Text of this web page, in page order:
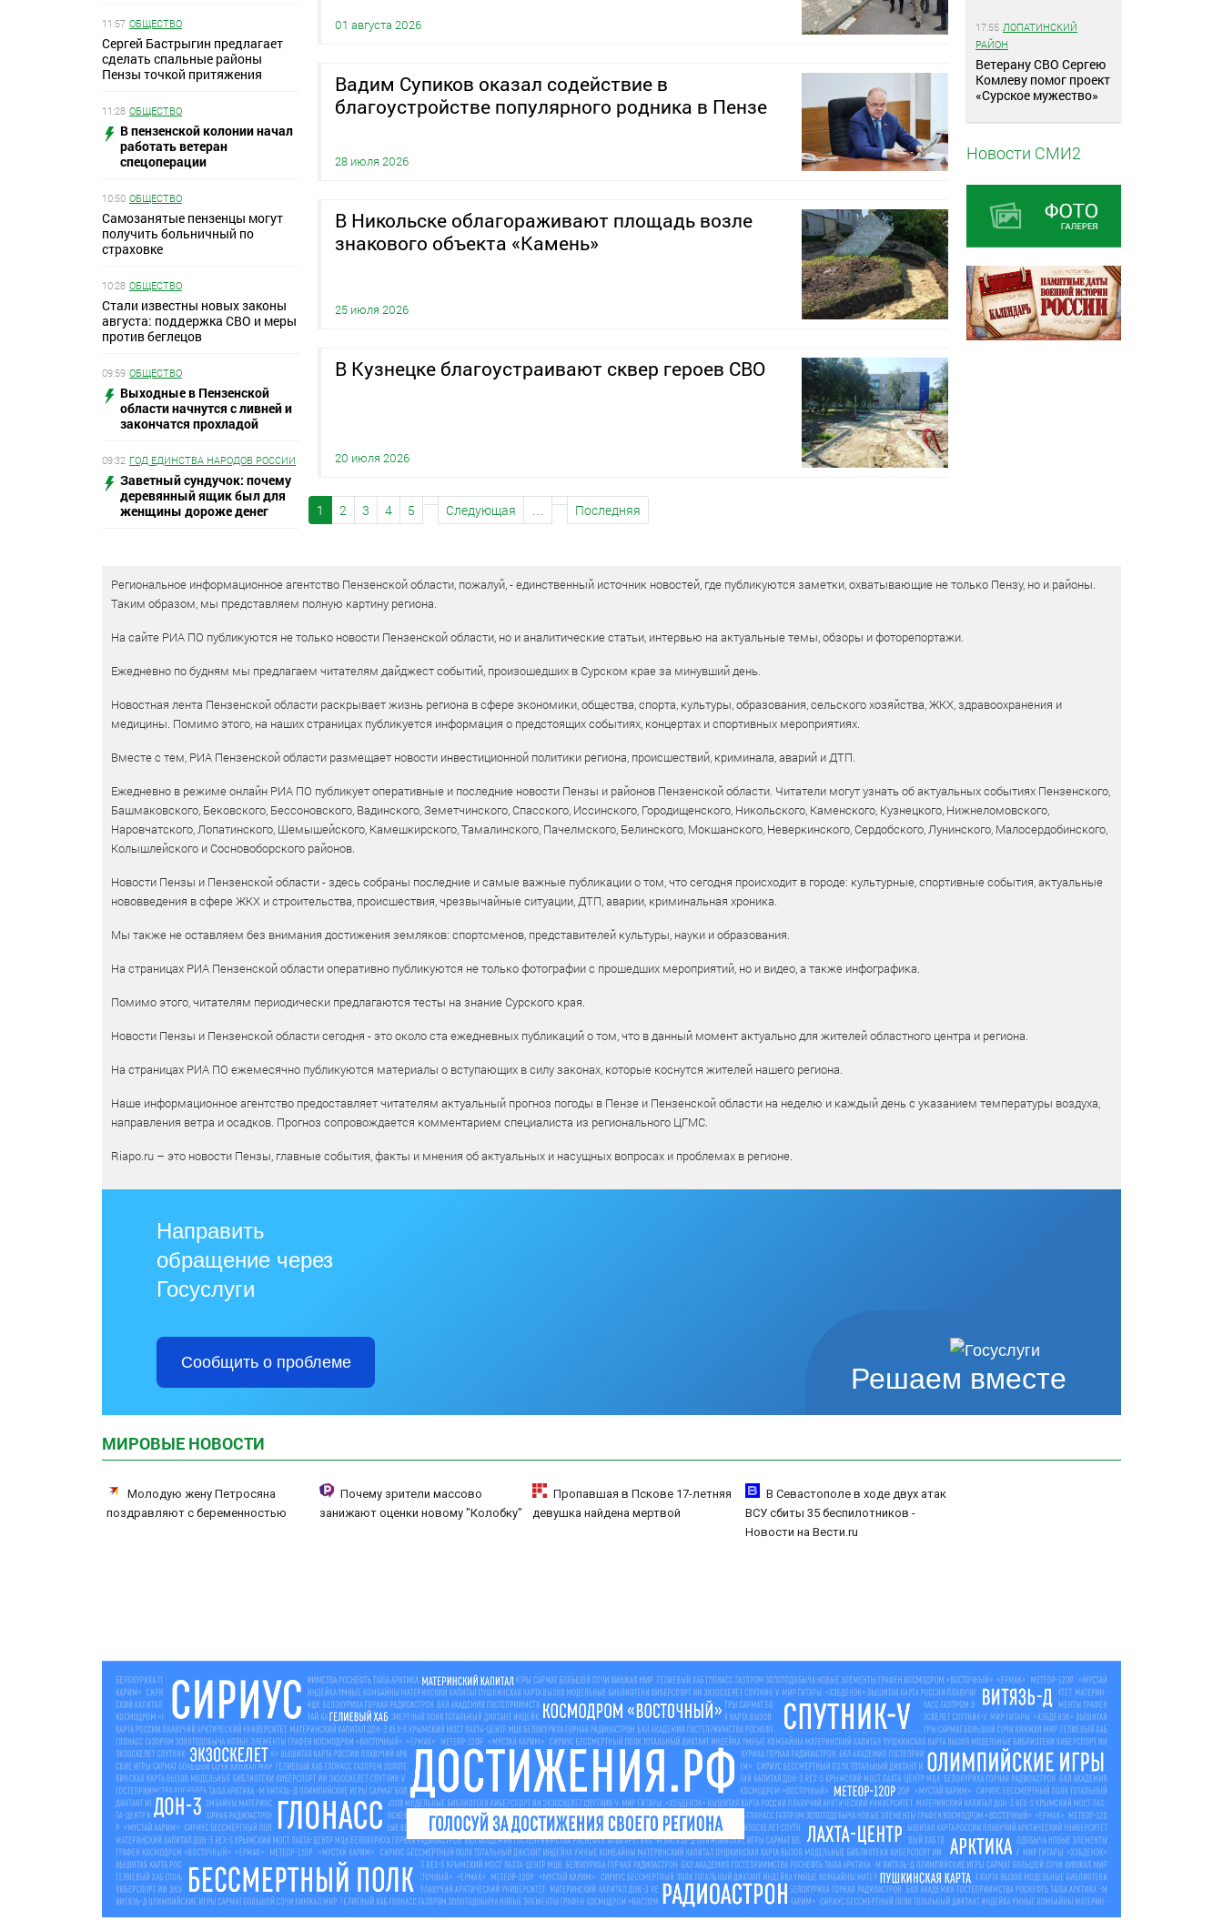
11:57 ОБЩЕСТВО
Сергей Бастрыгин предлагает
сделать спальные районы
Пензы точкой притяжения
11:28 ОБЩЕСТВО
В пензенской колонии начал
работать ветеран
спецоперации
10:50 ОБЩЕСТВО
Самозанятые пензенцы могут
получить больничный по
страховке
10:28 ОБЩЕСТВО
Стали известны новых законы
августа: поддержка СВО и меры
против беглецов
09:59 ОБЩЕСТВО
Выходные в Пензенской
области начнутся с ливней и
закончатся прохладой
09:32 ГОД ЕДИНСТВА НАРОДОВ РОССИИ
Заветный сундучок: почему
деревянный ящик был для
женщины дороже денег
01 августа 2026
Вадим Супиков оказал содействие в
благоустройстве популярного родника в Пензе
28 июля 2026
В Никольске облагораживают площадь возле
знакового объекта «Камень»
25 июля 2026
В Кузнецке благоустраивают сквер героев СВО
20 июля 2026
1 2 3 4 5 Следующая … Последняя
17:55 ЛОПАТИНСКИЙ
РАЙОН
Ветерану СВО Сергею
Комлеву помог проект
«Сурское мужество»
Новости СМИ2
Региональное информационное агентство Пензенской области, пожалуй, - единственный источник новостей, где публикуются заметки, охватывающие не только Пензу, но и районы.
Таким образом, мы представляем полную картину региона.
На сайте РИА ПО публикуются не только новости Пензенской области, но и аналитические статьи, интервью на актуальные темы, обзоры и фоторепортажи.
Ежедневно по будням мы предлагаем читателям дайджест событий, произошедших в Сурском крае за минувший день.
Новостная лента Пензенской области раскрывает жизнь региона в сфере экономики, общества, спорта, культуры, образования, сельского хозяйства, ЖКХ, здравоохранения и
медицины. Помимо этого, на наших страницах публикуется информация о предстоящих событиях, концертах и спортивных мероприятиях.
Вместе с тем, РИА Пензенской области размещает новости инвестиционной политики региона, происшествий, криминала, аварий и ДТП.
Ежедневно в режиме онлайн РИА ПО публикует оперативные и последние новости Пензы и районов Пензенской области. Читатели могут узнать об актуальных событиях Пензенского,
Башмаковского, Бековского, Бессоновского, Вадинского, Земетчинского, Спасского, Иссинского, Городищенского, Никольского, Каменского, Кузнецкого, Нижнеломовского,
Наровчатского, Лопатинского, Шемышейского, Камешкирского, Тамалинского, Пачелмского, Белинского, Мокшанского, Неверкинского, Сердобского, Лунинского, Малосердобинского,
Колышлейского и Сосновоборского районов.
Новости Пензы и Пензенской области - здесь собраны последние и самые важные публикации о том, что сегодня происходит в городе: культурные, спортивные события, актуальные
нововведения в сфере ЖКХ и строительства, происшествия, чрезвычайные ситуации, ДТП, аварии, криминальная хроника.
Мы также не оставляем без внимания достижения земляков: спортсменов, представителей культуры, науки и образования.
На страницах РИА Пензенской области оперативно публикуются не только фотографии с прошедших мероприятий, но и видео, а также инфографика.
Помимо этого, читателям периодически предлагаются тесты на знание Сурского края.
Новости Пензы и Пензенской области сегодня - это около ста ежедневных публикаций о том, что в данный момент актуально для жителей областного центра и региона.
На страницах РИА ПО ежемесячно публикуются материалы о вступающих в силу законах, которые коснутся жителей нашего региона.
Наше информационное агентство предоставляет читателям актуальный прогноз погоды в Пензе и Пензенской области на неделю и каждый день с указанием температуры воздуха,
направления ветра и осадков. Прогноз сопровождается комментарием специалиста из регионального ЦГМС.
Riapo.ru – это новости Пензы, главные события, факты и мнения об актуальных и насущных вопросах и проблемах в регионе.
Решаем вместе
Направить
обращение через
Госуслуги
Сообщить о проблеме
МИРОВЫЕ НОВОСТИ
Молодую жену Петросяна
поздравляют с беременностью
Почему зрители массово
занижают оценки новому "Колобку"
Пропавшая в Пскове 17-летняя
девушка найдена мертвой
В Севастополе в ходе двух атак
ВСУ сбиты 35 беспилотников -
Новости на Вести.ru